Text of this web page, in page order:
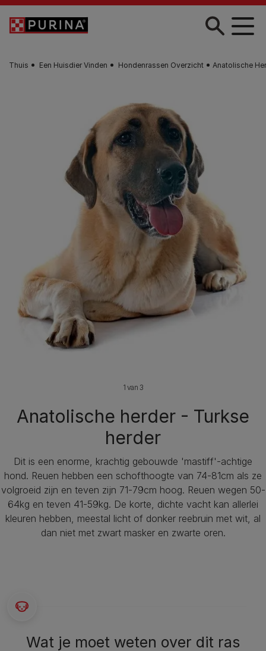
Skip to main content
Thuis Een Huisdier Vinden Hondenrassen Overzicht Anatolische
Anatolische herder - Turkse
herder
Dit is een enorme, krachtig gebouwde 'mastiff'-achtige
hond. Reuen hebben een schofthoogte van 74-81cm als ze
volgroeid zijn en teven zijn 71-79cm hoog. Reuen wegen 50-
64kg en teven 41-59kg. De korte, dichte vacht kan allerlei
kleuren hebben, meestal licht of donker reebruin met wit, al
dan niet met zwart masker en zwarte oren.
1 van 3
Wat je moet weten over dit ras